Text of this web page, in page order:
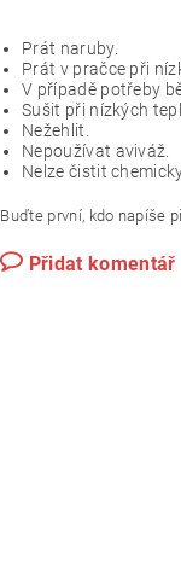
Prát naruby.
Prát v pračce při
V případě potřeby
Sušit při nízkých
Nežehlit.
Nepoužívat aviváž.
Nelze čistit
Buďte první, kdo napíše
Přidat komentář